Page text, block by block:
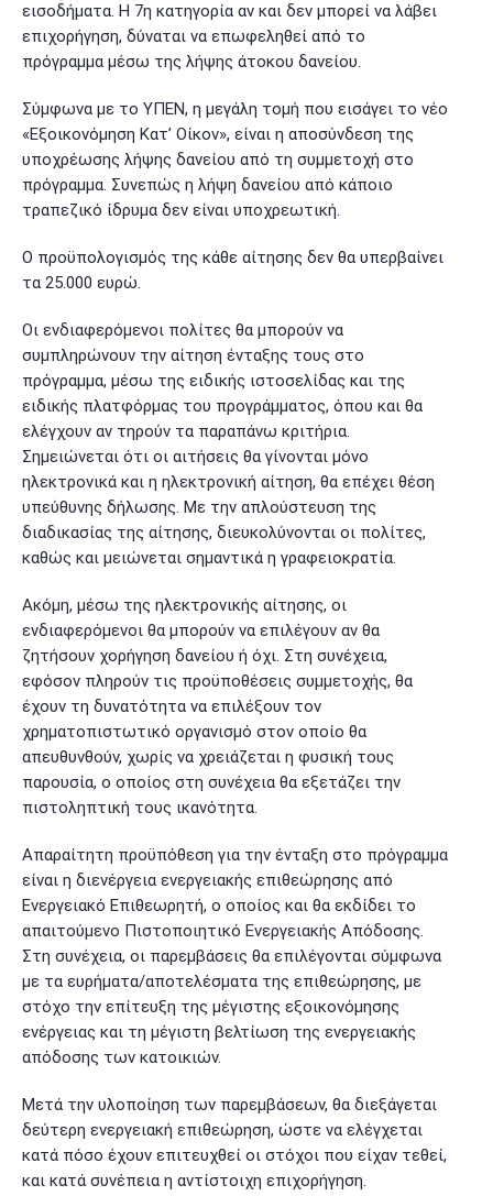
εισοδήματα. Η 7η κατηγορία αν και δεν μπορεί να λάβει
επιχορήγηση, δύναται να επωφεληθεί από το
πρόγραμμα μέσω της λήψης άτοκου δανείου.
Σύμφωνα με το ΥΠΕΝ, η μεγάλη τομή που εισάγει το νέο
«Εξοικονόμηση Κατ’ Οίκον», είναι η αποσύνδεση της
υποχρέωσης λήψης δανείου από τη συμμετοχή στο
πρόγραμμα. Συνεπώς η λήψη δανείου από κάποιο
τραπεζικό ίδρυμα δεν είναι υποχρεωτική.
Ο προϋπολογισμός της κάθε αίτησης δεν θα υπερβαίνει
τα 25.000 ευρώ.
Οι ενδιαφερόμενοι πολίτες θα μπορούν να
συμπληρώνουν την αίτηση ένταξης τους στο
πρόγραμμα, μέσω της ειδικής ιστοσελίδας και της
ειδικής πλατφόρμας του προγράμματος, όπου και θα
ελέγχουν αν τηρούν τα παραπάνω κριτήρια.
Σημειώνεται ότι οι αιτήσεις θα γίνονται μόνο
ηλεκτρονικά και η ηλεκτρονική αίτηση, θα επέχει θέση
υπεύθυνης δήλωσης. Με την απλούστευση της
διαδικασίας της αίτησης, διευκολύνονται οι πολίτες,
καθώς και μειώνεται σημαντικά η γραφειοκρατία.
Ακόμη, μέσω της ηλεκτρονικής αίτησης, οι
ενδιαφερόμενοι θα μπορούν να επιλέγουν αν θα
ζητήσουν χορήγηση δανείου ή όχι. Στη συνέχεια,
εφόσον πληρούν τις προϋποθέσεις συμμετοχής, θα
έχουν τη δυνατότητα να επιλέξουν τον
χρηματοπιστωτικό οργανισμό στον οποίο θα
απευθυνθούν, χωρίς να χρειάζεται η φυσική τους
παρουσία, ο οποίος στη συνέχεια θα εξετάζει την
πιστοληπτική τους ικανότητα.
Απαραίτητη προϋπόθεση για την ένταξη στο πρόγραμμα
είναι η διενέργεια ενεργειακής επιθεώρησης από
Ενεργειακό Επιθεωρητή, ο οποίος και θα εκδίδει το
απαιτούμενο Πιστοποιητικό Ενεργειακής Απόδοσης.
Στη συνέχεια, οι παρεμβάσεις θα επιλέγονται σύμφωνα
με τα ευρήματα/αποτελέσματα της επιθεώρησης, με
στόχο την επίτευξη της μέγιστης εξοικονόμησης
ενέργειας και τη μέγιστη βελτίωση της ενεργειακής
απόδοσης των κατοικιών.
Μετά την υλοποίηση των παρεμβάσεων, θα διεξάγεται
δεύτερη ενεργειακή επιθεώρηση, ώστε να ελέγχεται
κατά πόσο έχουν επιτευχθεί οι στόχοι που είχαν τεθεί,
και κατά συνέπεια η αντίστοιχη επιχορήγηση.